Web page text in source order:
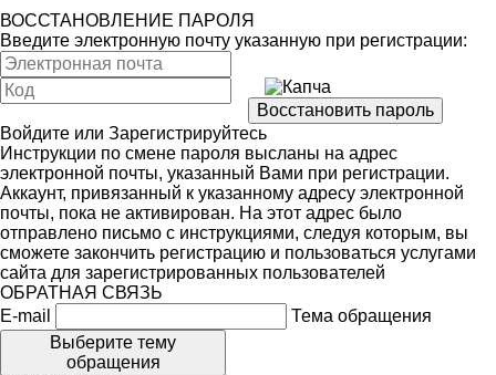
ВОССТАНОВЛЕНИЕ ПАРОЛЯ
Введите электронную почту указанную при регистрации:
Войдите или Зарегистрируйтесь
Инструкции по смене пароля высланы на адрес
электронной почты, указанный Вами при регистрации.
Аккаунт, привязанный к указанному адресу электронной
почты, пока не активирован. На этот адрес было
отправлено письмо с инструкциями, следуя которым, вы
сможете закончить регистрацию и пользоваться услугами
сайта для зарегистрированных пользователей
ОБРАТНАЯ СВЯЗЬ
E-mail
Тема обращения
Выберите тему
обращения